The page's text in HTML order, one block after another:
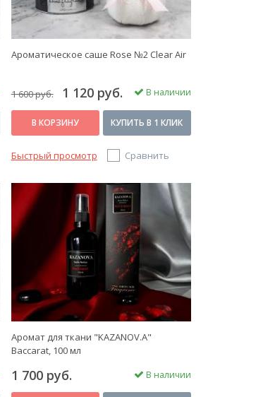
Ароматическое саше Rose №2 Clear Air
1 600 руб. 1 120 руб. В наличии
В КОРЗИНУ КУПИТЬ В 1 КЛИК
Быстрый просмотр Сравнить
Аромат для ткани "KAZANOV.A"
Baccarat, 100 мл
1 700 руб. В наличии